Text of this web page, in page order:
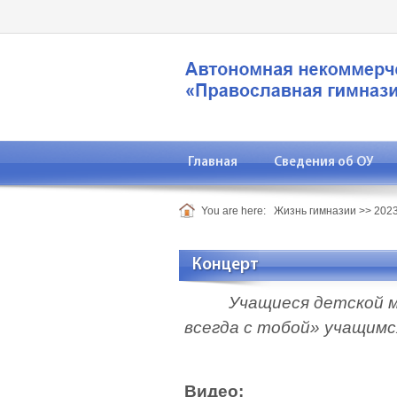
Главная Сведения об ОУ
You are here: Жизнь гимназии >>
Концерт
Учащиеся детской
всегда с тобой»
Видео: